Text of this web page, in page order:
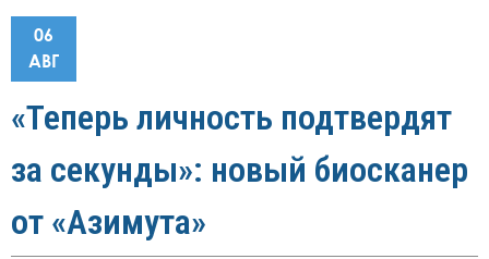
06
АВГ
«Теперь личность подтвердят
за секунды»: новый биосканер
от «Азимута»